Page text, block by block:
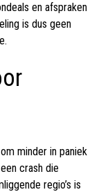
en afspraken
is dus geen
minder in paniek
crash die
regio’s is